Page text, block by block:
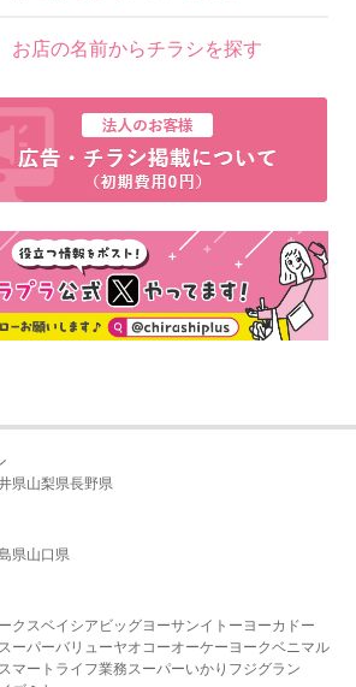
お店の名前からチラシを探す
県山梨県長野県
県山口県
クスベイシア ビッグヨーサンイトーヨーカドー
スーパーバリューヤオコーオーケー ヨークベニマル
マート ライフ業務スーパーいかり フジグラン